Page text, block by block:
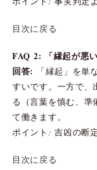
目次に戻る
FAQ 2: 「縁起が悪
回答:
「縁起」を単
すいです。一方で、
る（言葉を慎む、準
て働きます。
ポイント: 吉凶の断
目次に戻る